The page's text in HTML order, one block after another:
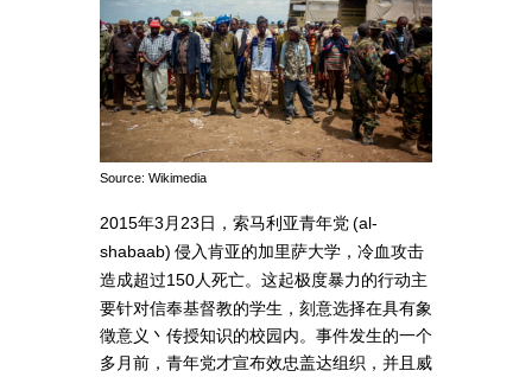
Source: Wikimedia
2015年3 月 23日，索马利亚青年党(al-
shabaab) 侵入肯亚的加里萨大学，冷血攻击
造成超过150人死亡。这起极度暴力的行动主
要针对信奉基督教的学生，刻意选择在具有象
徵意义丶传授知识的校园内。事件发生的一个
多月前，青年党才宣布效忠盖达组织，并且威